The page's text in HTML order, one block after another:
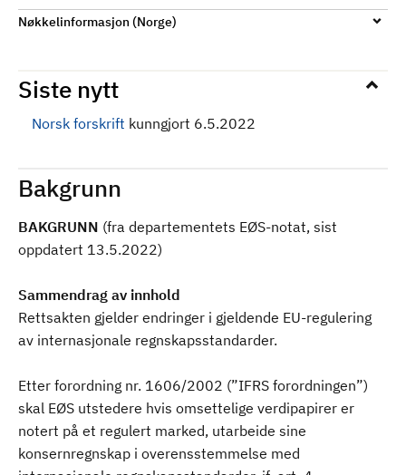
Nøkkelinformasjon (Norge)
Siste nytt
Norsk forskrift kunngjort 6.5.2022
Bakgrunn
BAKGRUNN (fra departementets EØS-notat, sist
oppdatert 13.5.2022)
Sammendrag av innhold
Rettsakten gjelder endringer i gjeldende EU-regulering
av internasjonale regnskapsstandarder.
Etter forordning nr. 1606/2002 (”IFRS forordningen”)
skal EØS utstedere hvis omsettelige verdipapirer er
notert på et regulert marked, utarbeide sine
konsernregnskap i overensstemmelse med